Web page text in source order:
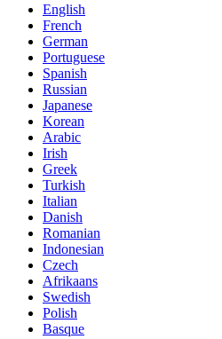
English
French
German
Portuguese
Spanish
Russian
Japanese
Korean
Arabic
Irish
Greek
Turkish
Italian
Danish
Romanian
Indonesian
Czech
Afrikaans
Swedish
Polish
Basque